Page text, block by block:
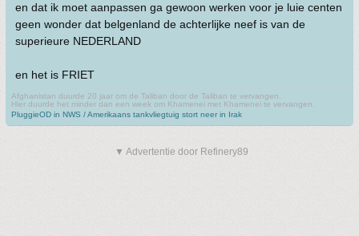
en dat ik moet aanpassen ga gewoon werken voor je luie centen
geen wonder dat belgenland de achterlijke neef is van de
superieure NEDERLAND
en het is FRIET
Afghanistan duurde 20 jaar om de Taliban door de Taliban te vervangen.
Hier duurde het minder dan een week om Khamenei met Khamenei te vervangen.
PluggieOD in NWS / Amerikaans tankvliegtuig stort neer in Irak
▼ Advertentie door Refinery89